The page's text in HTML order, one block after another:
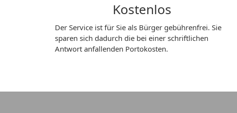
Kostenlos
Der Service ist für Sie als Bürger gebührenfrei. Sie
sparen sich dadurch die bei einer schriftlichen
Antwort anfallenden Portokosten.